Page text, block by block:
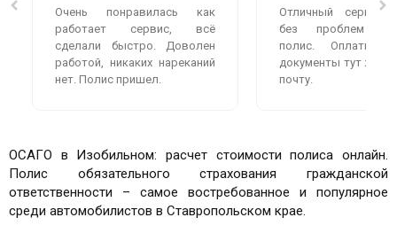
Очень понравилась как
работает сервис, всё
сделали быстро. Доволен
работой, никаких нареканий
нет. Полис пришел.
Отличный сервис.
без проблем
полис.
документы тут же
почту.
ОСАГО в Изобильном: расчет стоимости полиса онлайн.
Полис обязательного страхования гражданской
ответственности – самое востребованное и популярное
среди автомобилистов в Ставропольском крае.